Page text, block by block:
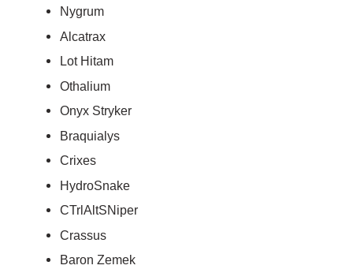
Nygrum
Alcatrax
Lot Hitam
Othalium
Onyx Stryker
Braquialys
Crixes
HydroSnake
CTrlAltSNiper
Crassus
Baron Zemek